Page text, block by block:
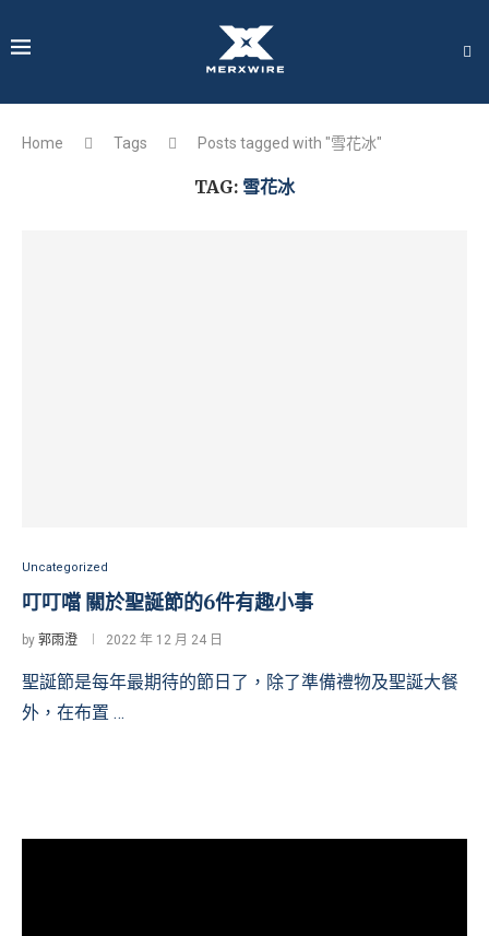
Home Tags Posts tagged with "雪花冰"
TAG: 雪花冰
Uncategorized
叮叮噹 關於聖誕節的6件有趣小事
by 郭雨澄 2022 年 12 月 24 日
聖誕節是每年最期待的節日了，除了準備禮物及聖誕大餐
外，在布置 …